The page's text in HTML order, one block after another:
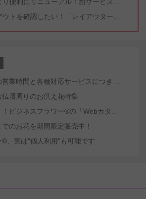
壇周りのお供え花特集
のお花を期間限定販売中！
®、実は"個人利用"も可能です